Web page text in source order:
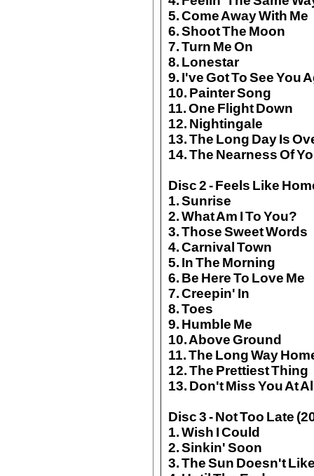
5. Come Away With Me
6. Shoot The Moon
7. Turn Me On
8. Lonestar
9. I've Got To See You
10. Painter Song
11. One Flight Down
12. Nightingale
13. The Long Day Is
14. The Nearness Of
Disc 2 - Feels Like
1. Sunrise
2. What Am I To You?
3. Those Sweet Words
4. Carnival Town
5. In The Morning
6. Be Here To Love Me
7. Creepin' In
8. Toes
9. Humble Me
10. Above Ground
11. The Long Way
12. The Prettiest Thing
13. Don't Miss You At
Disc 3 - Not Too Late
1. Wish I Could
2. Sinkin' Soon
3. The Sun Doesn't